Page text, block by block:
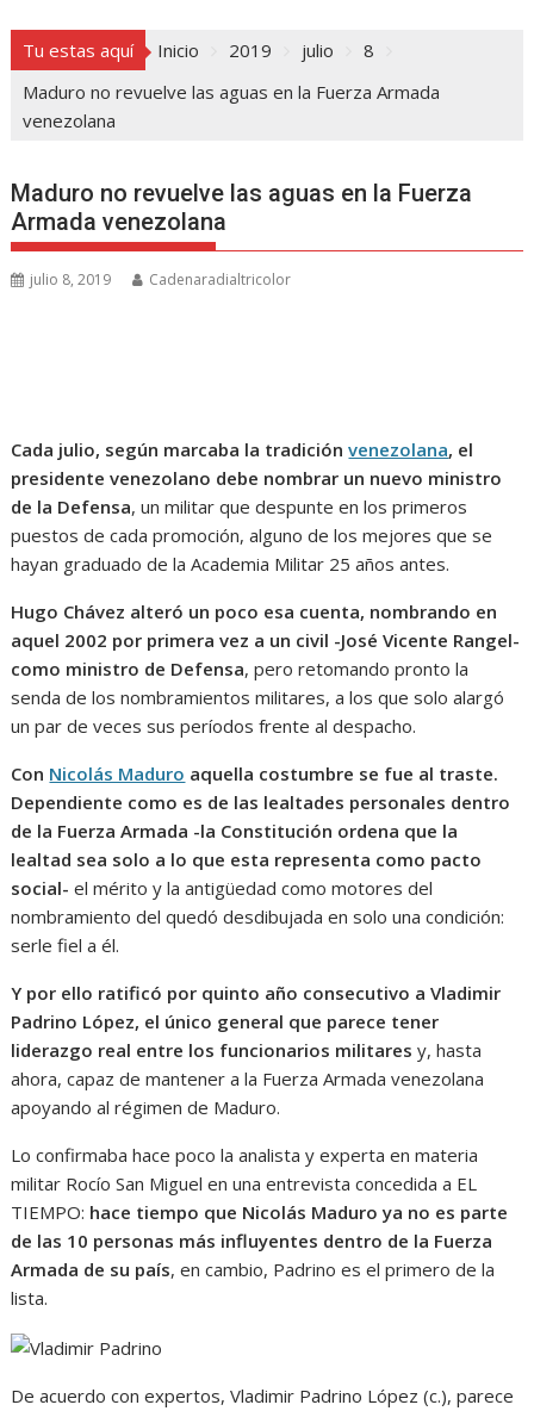
Tu estas aquí Inicio 2019 julio
8
Maduro no revuelve las aguas en la Fuerza Armada
venezolana
Maduro no revuelve las aguas en la Fuerza
Armada venezolana
julio 8, 2019 Cadenaradialtricolor
Cada julio, según marcaba la tradiciónvenezolana, el
presidente venezolano debe nombrar un nuevo ministro
de la Defensa, un militar que despunte en los primeros
puestos de cada promoción, alguno de los mejores que se
hayan graduado de la Academia Militar 25 años antes.
Hugo Chávez alteró un poco esa cuenta, nombrando en
aquel 2002 por primera vez a un civil -José Vicente Rangel-
como ministro de Defensa, pero retomando pronto la
senda de los nombramientos militares, a los que solo alargó
un par de veces sus períodos frente al despacho.
Con Nicolás Maduro aquella costumbre se fue al traste.
Dependiente como es de las lealtades personales dentro
de la Fuerza Armada -la Constitución ordena que la
lealtad sea solo a lo que esta representa como pacto
social- el mérito y la antigüedad como motores del
nombramiento del quedó desdibujada en solo una condición:
serle fiel a él.
Y por ello ratificó por quinto año consecutivo a Vladimir
Padrino López, el único general que parece tener
liderazgo real entre los funcionarios militares y, hasta
ahora, capaz de mantener a la Fuerza Armada venezolana
apoyando al régimen de Maduro.
Lo confirmaba hace poco la analista y experta en materia
militar Rocío San Miguel en una entrevista concedida a EL
TIEMPO: hace tiempo que Nicolás Maduro ya no es parte
de las 10 personas más influyentes dentro de la Fuerza
Armada de su país, en cambio, Padrino es el primero de la
lista.
De acuerdo con expertos, Vladimir Padrino López (c.), parece